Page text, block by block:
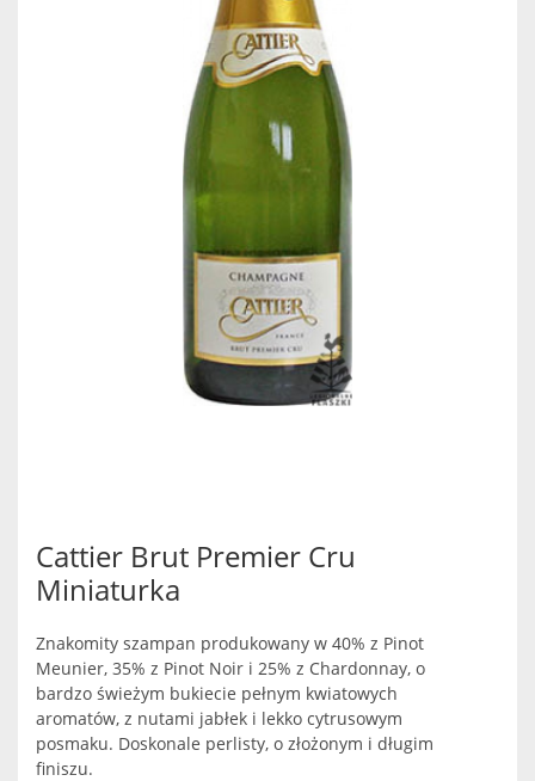
Cattier Brut Premier Cru
Miniaturka
Znakomity szampan produkowany w 40% z Pinot
Meunier, 35% z Pinot Noir i 25% z Chardonnay, o
bardzo świeżym bukiecie pełnym kwiatowych
aromatów, z nutami jabłek i lekko cytrusowym
posmaku. Doskonale perlisty, o złożonym i długim
finiszu.